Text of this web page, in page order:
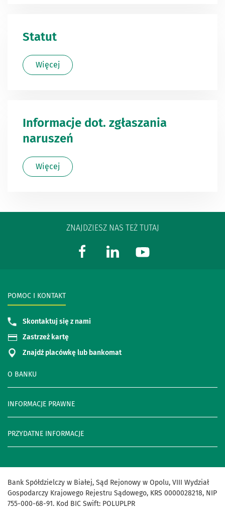
Statut
Więcej
Informacje dot. zgłaszania
naruszeń
Więcej
ZNAJDZIESZ NAS TEŻ TUTAJ
O BANKU
INFORMACJE PRAWNE
PRZYDATNE INFORMACJE
POMOC I KONTAKT
Skontaktuj się z nami
Zastrzeż kartę
Znajdź placówkę lub bankomat
Bank Spółdzielczy w Białej, Sąd Rejonowy w Opolu, VIII Wydział
Gospodarczy Krajowego Rejestru Sądowego, KRS 0000028218, NIP
755-000-68-91. Kod BIC Swift: POLUPLPR